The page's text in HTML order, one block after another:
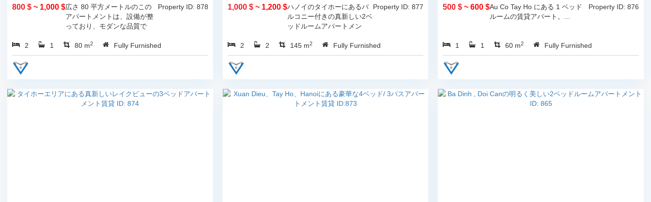
800 $ ~ 1,000 $ Property ID: 878
広さ 80 平方メートルのこの
アパートメントは、設備が整
っており、モダンな品質で
2
1 80 m2 Fully Furnished
1,000 $~ 1,200 $ Property ID: 877
ハノイのタイホーにあるバ
ルコニー付きの真新しい2ベ
ッドルームアパートメン
145...
2 2 145 m2 Fully Furnished
500 $ ~ 600 $ Property ID: 876
Au Co Tay Ho にある 1 ベッド
ルームの賃貸アパート。...
1 1 60 m2 Fully Furnished